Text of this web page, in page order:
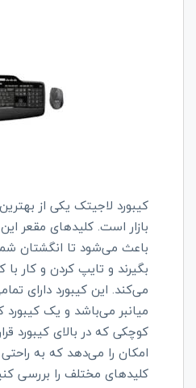
کیبورد لاجیتک یکی از
بازار است. کلیدهای مقعر
باعث می‌شود تا انگشتان
بگیرند و تایپ کردن و کار با
می‌کند. این کیبورد دارای
میانبر می‌باشد و یک
کوچکی که در بالای کیبورد
امکان را می‌دهد که به
کلیدهای مختلف را بررسی